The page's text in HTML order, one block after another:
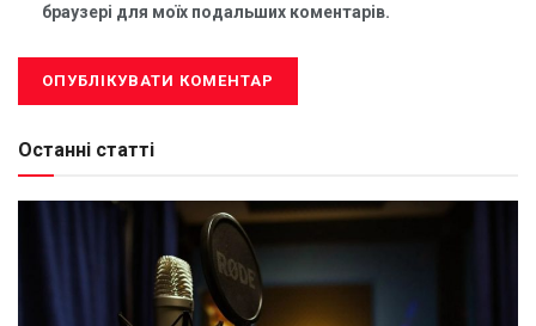
браузері для моїх подальших коментарів.
Останні статті